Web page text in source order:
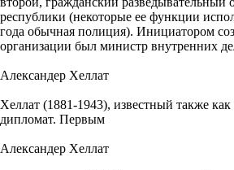
республики (некоторые ее функции
года обычная полиция). Инициатором
организации был министр внутренних
Александер Хеллат
Хеллат (1881-1943), известный также
дипломат. Первым
Александер Хеллат